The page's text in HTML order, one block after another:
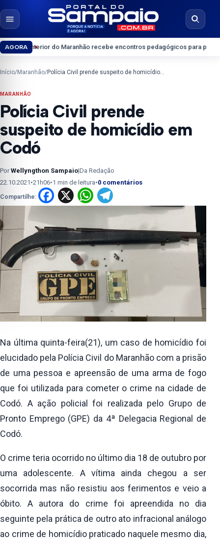
Pular para o conteúdo
Abrir menu
Abrir
AGORA
do Maranhão recebe encontros pedagógicos para professores do
Início/Maranhão/ Polícia Civil prende suspeito de homicídio em Codó
MARANHÃO
Polícia Civil prende
suspeito de homicídio em
Codó
PorWellyngthon Sampaio|Da Redação
22.10.2021 •21h06•1 min de leitura•0 comentários
Compartilhe: Facebook
X WhatsApp
Na última quinta-feira(21), um caso de homicídio foi
elucidado pela Polícia Civil do Maranhão com a prisão
de uma pessoa e apreensão de uma arma de fogo
que foi utilizada para cometer o crime na cidade de
Codó. A ação policial foi realizada pelo Grupo de
Pronto Emprego (GPE) da 4ª Delegacia Regional de
Codó.
O crime teria ocorrido no último dia 18 de outubro por
uma adolescente. A vítima ainda chegou a ser
socorrida mas não resistiu aos ferimentos e veio a
óbito. A autora do crime foi apreendida no dia
seguinte pela prática de outro ato infracional análogo
ao crime de homicídio praticado naquele mesmo dia,